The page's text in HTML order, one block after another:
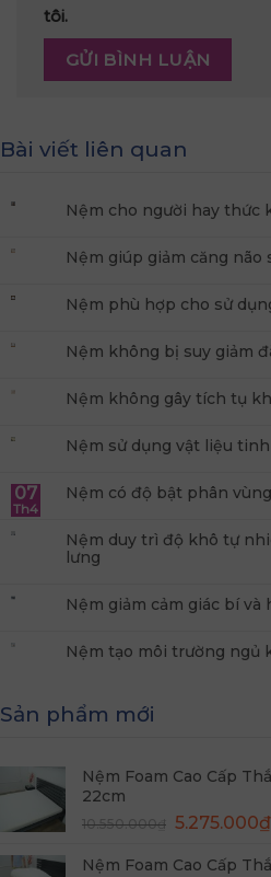
tôi.
Bài viết liên quan
Nệm cho người hay thức
Nệm giúp giảm căng não
Nệm phù hợp cho sử
Nệm không bị suy giảm
Nệm không gây tích tụ
Nệm sử dụng vật liệu
07
Th4
Nệm có độ bật phân
Nệm duy trì độ khô tự
lưng
Nệm giảm cảm giác bí và
Nệm tạo môi trường ngủ
Sản phẩm mới
Nệm Foam Cao Cấp
22cm
10.550.000₫ Giá
là:
5.275.000₫
Nệm Foam Cao Cấp